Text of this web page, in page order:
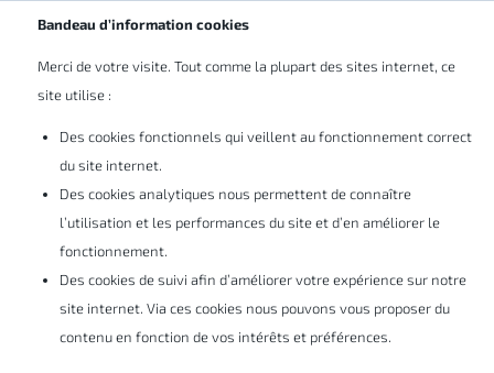
Bandeau d’information cookies
Merci de votre visite. Tout comme la plupart des sites internet, ce
site utilise :
Des cookies fonctionnels qui veillent au fonctionnement correct
du site internet.
Des cookies analytiques nous permettent de connaître
l’utilisation et les performances du site et d’en améliorer le
fonctionnement.
Des cookies de suivi afin d’améliorer votre expérience sur notre
site internet. Via ces cookies nous pouvons vous proposer du
contenu en fonction de vos intérêts et préférences.
Abonnez-vous à nos newsletters
Solutions & produits Production
SOLIDWORKS Composer
Réutilisez facilement des modèles 3D
existants pour rapidement créer et mettre à